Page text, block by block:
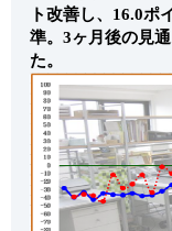
ト改善し、16.0ポ
準。3ヶ月後の見
た。